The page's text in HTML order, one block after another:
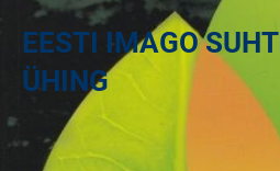
EESTI IMAGO
ÜHING